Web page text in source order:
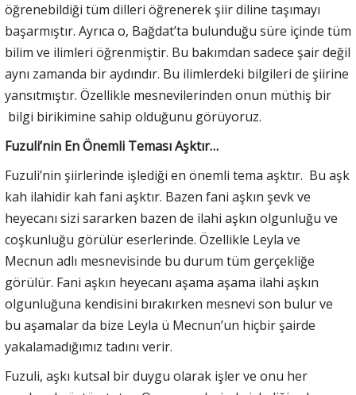
öğrenebildiği tüm dilleri öğrenerek şiir diline taşımayı
başarmıştır. Ayrıca o, Bağdat’ta bulunduğu süre içinde tüm
bilim ve ilimleri öğrenmiştir. Bu bakımdan sadece şair değil
aynı zamanda bir aydındır. Bu ilimlerdeki bilgileri de şiirine
yansıtmıştır. Özellikle mesnevilerinden onun müthiş bir
bilgi birikimine sahip olduğunu görüyoruz.
Fuzuli’nin En Önemli Teması Aşktır…
Fuzuli’nin şiirlerinde işlediği en önemli tema aşktır. Bu aşk
kah ilahidir kah fani aşktır. Bazen fani aşkın şevk ve
heyecanı sizi sararken bazen de ilahi aşkın olgunluğu ve
coşkunluğu görülür eserlerinde. Özellikle Leyla ve
Mecnun adlı mesnevisinde bu durum tüm gerçekliğe
görülür. Fani aşkın heyecanı aşama aşama ilahi aşkın
olgunluğuna kendisini bırakırken mesnevi son bulur ve
bu aşamalar da bize Leyla ü Mecnun’un hiçbir şairde
yakalamadığımız tadını verir.
Fuzuli, aşkı kutsal bir duygu olarak işler ve onu her